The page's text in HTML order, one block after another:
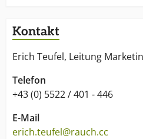
Kontakt
Erich Teufel, Leitung
Telefon
+43 (0) 5522 / 401 - 446
E-Mail
erich.teufel@rauch.cc